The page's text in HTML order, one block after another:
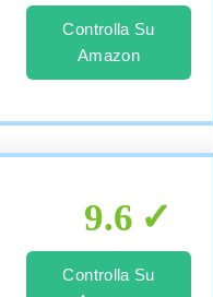
Controlla Su
Amazon
9.6
Controlla Su